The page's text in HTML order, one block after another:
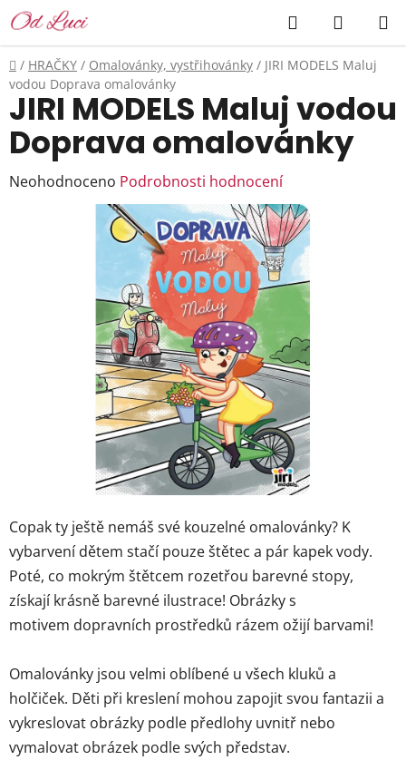
Přejít
na
obsah
Hledat
KOŠÍK
Domů
/ HRAČKY / Omalovánky, vystřihovánky / JIRI MODELS Maluj
vodou Doprava omalovánky
Copak ty ještě nemáš své kouzelné omalovánky? K
vybarvení dětem stačí pouze štětec a pár kapek vody.
Poté, co mokrým štětcem rozetřou barevné stopy,
získají krásně barevné ilustrace! Obrázky s
motivem dopravních prostředků rázem ožijí barvami!
Omalovánky jsou velmi oblíbené u všech kluků a
holčiček. Děti při kreslení mohou zapojit svou fantazii a
vykreslovat obrázky podle předlohy uvnitř nebo
vymalovat obrázek podle svých představ.
JIRI MODELS Maluj vodou
Doprava omalovánky
Průměrné
Neohodnoceno Podrobnosti hodnocení